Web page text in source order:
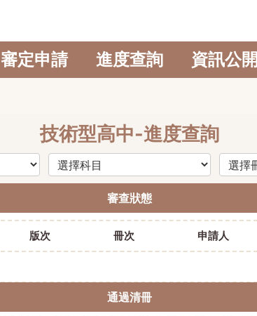
審定申請 進度查詢 資訊公開
技術型高中-進度查詢
審查狀態
版次 冊次 申請人
通過清冊